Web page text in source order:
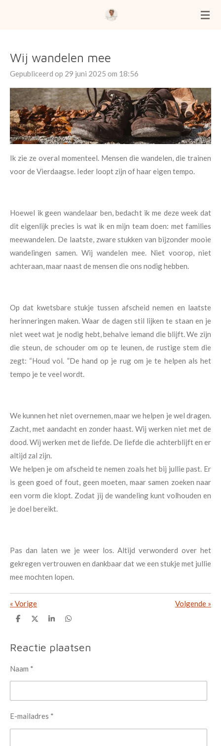
hoofdinhoud
Wij wandelen mee
Gepubliceerd op 29 juni 2025 om 18:56
Ik zie ze overal momenteel. Mensen die wandelen, die trainen
voor de Vierdaagse. Ieder loopt zijn of haar eigen tempo.
Hoewel ik geen wandelaar ben, bedacht ik me deze week dat
dit eigenlijk precies is wat ik en mijn team doen: met families
meewandelen. De laatste, zware stukken van bijzonder mooie
wandelingen samen. Wij wandelen mee. Niet voorop, niet
achteraan, maar naast de mensen die ons nodig hebben.
Op dat kwetsbare stukje tussen afscheid nemen en laatste
herinneringen maken.Waar de dagen stil lijken te staan en je
niet weet wat je nodig hebt, behalve iemand die blijft.We zijn
die steun, de schouder om op te leunen, de rustige stem die
zegt: “Houd vol. ”De hand op je rug om je te helpen als het
tempo je te veel wordt.
We kunnen het niet overnemen, maar we helpen je wel dragen.
Zacht, met aandacht en zonder haast. Wij werken niet met de
dood.Wij werken met de liefde. De liefde die achterblijft en er
altijd zal zijn.
We helpen je om afscheid te nemen zoals het bij jullie past. Er
is geen goed of fout, geen moeten, maar samen zoeken naar
een vorm die klopt. Zodat jij de wandeling kunt volhouden en
je doel bereikt.
Pas dan laten we je weer los.Altijd verwonderd over het
gekregen vertrouwen en dankbaar dat we een stukje met jullie
mee mochten lopen.
« Vorige Volgende »
D
n
D
l
S
e
D
n
Reactie plaatsen
Naam *
E-mailadres *